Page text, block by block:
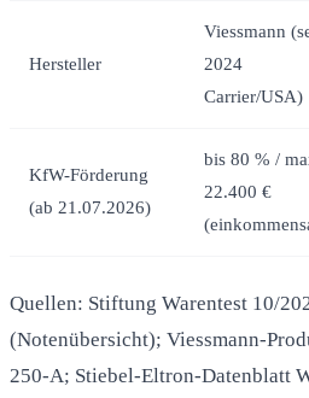
Hersteller
Viessmann
2024
Carrier/USA)
KfW-Förderung
(ab 21.07.2026)
bis 80 % /
22.400 €
Quellen: Stiftung Warentest 10/
(Notenübersicht); Viessmann-
250-A; Stiebel-Eltron-Datenblatt